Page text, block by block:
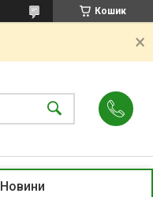
Кошик
Новини